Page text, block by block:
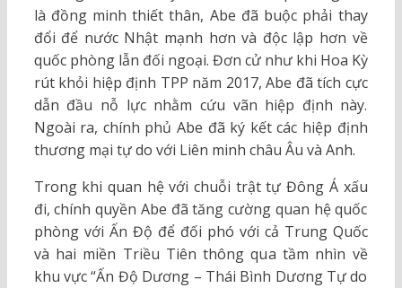
là đồng minh thiết thân, Abe đã buộc phải thay
đổi để nước Nhật mạnh hơn và độc lập hơn về
quốc phòng lẫn đối ngoại. Đơn cử như khi Hoa Kỳ
rút khỏi hiệp định TPP năm 2017, Abe đã tích cực
dẫn đầu nỗ lực nhằm cứu vãn hiệp định này.
Ngoài ra, chính phủ Abe đã ký kết các hiệp định
thương mại tự do với Liên minh châu Âu và Anh.
Trong khi quan hệ với chuỗi trật tự Đông Á xấu
đi, chính quyền Abe đã tăng cường quan hệ quốc
phòng với Ấn Độ để đối phó với cả Trung Quốc
và hai miền Triều Tiên thông qua tầm nhìn về
khu vực “Ấn Độ Dương – Thái Bình Dương Tự do